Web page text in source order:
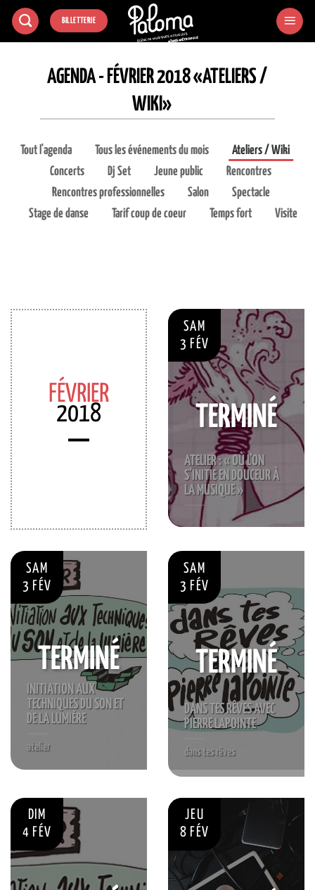
Passer
BILLETTERIE
AGENDA - FÉVRIER 2018 «ATELIERS /
WIKI»
Tout l'agenda Tous les événements du mois
Ateliers / Wiki
Concerts
Dj Set Jeune public
Rencontres
Rencontres professionnelles
Salon
Spectacle
Stage de danse
Tarif coup de coeur Temps fort Visite
FÉVRIER
2018
SAM
3 FÉV
ATELIER : « OÙ L’ON
S’INITIE EN DOUCEUR À
LA MUSIQUE »
TERMINÉ
SAM
3 FÉV
INITIATION AUX
TECHNIQUES DU SON ET
DE LA LUMIÈRE
atelier
TERMINÉ
SAM
3 FÉV
DANS TES RÊVES AVEC
PIERRE LAPOINTE
dans tes rêves
TERMINÉ
DIM
4 FÉV
JEU
8 FÉV